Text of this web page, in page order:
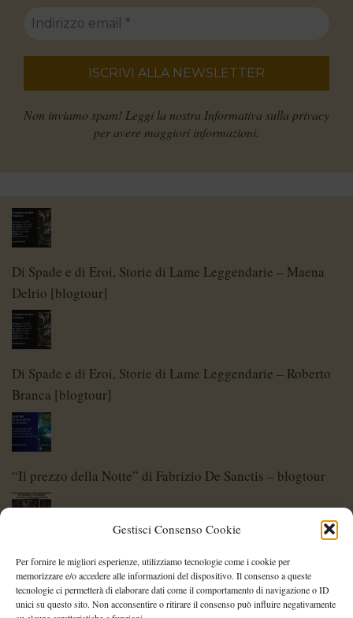
Gestisci Consenso Cookie
Per fornire le migliori esperienze, utilizziamo tecnologie come i cookie per
memorizzare e/o accedere alle informazioni del dispositivo. Il consenso a queste
tecnologie ci permetterà di elaborare dati come il comportamento di navigazione o ID
unici su questo sito. Non acconsentire o ritirare il consenso può influire negativamente
Non inviamo spam! Leggi la nostra Informativa sulla privacy
per avere maggiori informazioni.
Di Spade e di Eroi, Storie di Lame Leggendarie – Maena
Delrio [blogtour]
Di Spade e di Eroi, Storie di Lame Leggendarie – Roberto
Branca [blogtour]
“Il prezzo della Notte” di Fabrizio De Sanctis – blogtour
Di Spade e di Eroi – Storie di Lame Leggendarie